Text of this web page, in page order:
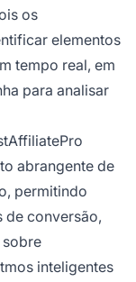
os
elementos
tempo real, em
para analisar
abrangente de
permitindo
de conversão,
inteligentes